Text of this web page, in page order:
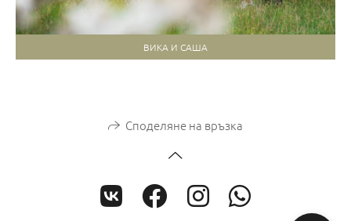
ВИКА И САША
Споделяне на връзка